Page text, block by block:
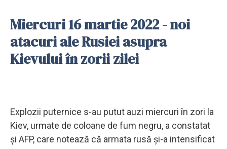
Miercuri 16 martie 2022 - noi
atacuri ale Rusiei asupra
Kievului în zorii zilei
Explozii puternice s-au putut auzi miercuri în zori la
Kiev, urmate de coloane de fum negru, a constatat
şi AFP, care notează că armata rusă şi-a intensificat